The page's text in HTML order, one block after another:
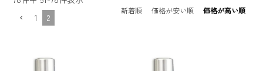
新着順 価格が安い順 価格が高い順
1
2